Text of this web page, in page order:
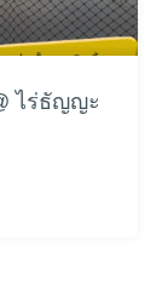
ไร่ธัญญะ